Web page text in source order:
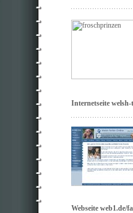
Internetseite
Webseite web1.de/